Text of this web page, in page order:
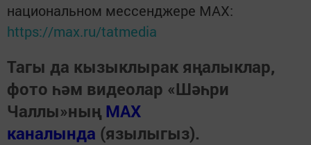
национальном мессенджере MАХ:
https://max.ru/tatmedia
Тагы да кызыклырак яңалыклар,
фото һәм видеолар «Шәһри
Чаллы»ның MAX
каналында (язылыгыз).